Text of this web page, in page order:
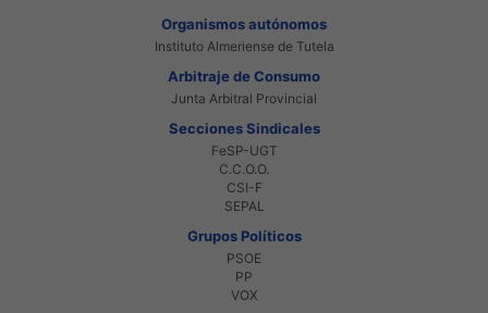
Organismos autónomos
Instituto Almeriense de Tutela
Arbitraje de Consumo
Junta Arbitral Provincial
Secciones Sindicales
FeSP-UGT
C.C.O.O.
CSI-F
SEPAL
Grupos Políticos
PSOE
PP
VOX